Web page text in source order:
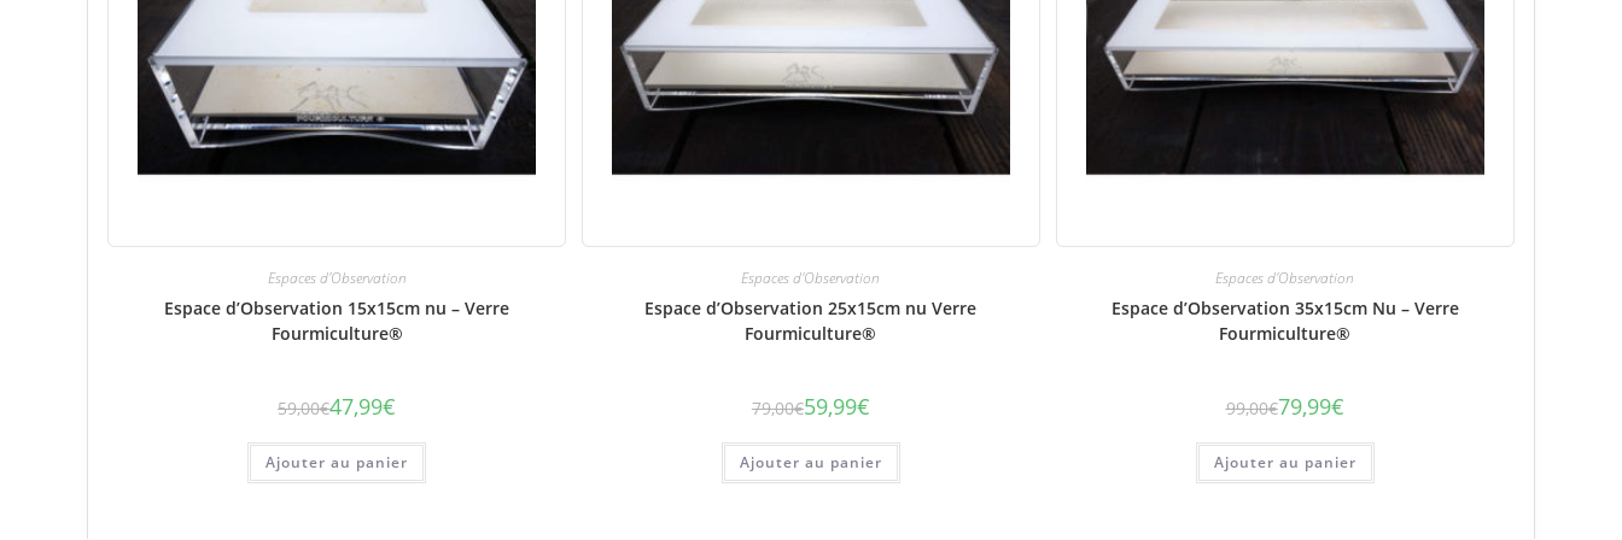
Espaces d'Observation
Espace d’Observation 15x15cm nu – Verre
Fourmiculture®
59,00€ Le
initial
était :
59,00€.
47,99€
Le
actuel
est :
47,99€.
Ajouter au panier
Espaces d'Observation
Espace d’Observation 25x15cm nu Verre
Fourmiculture®
79,00€ Le
initial
était :
79,00€.
59,99€
Le
actuel
est :
59,99€.
Ajouter au panier
Espaces d'Observation
Espace d’Observation 35x15cm Nu – Verre
Fourmiculture®
99,00€ Le
initial
était :
99,00€.
79,99€
Le
actuel
est :
79,99€.
Ajouter au panier